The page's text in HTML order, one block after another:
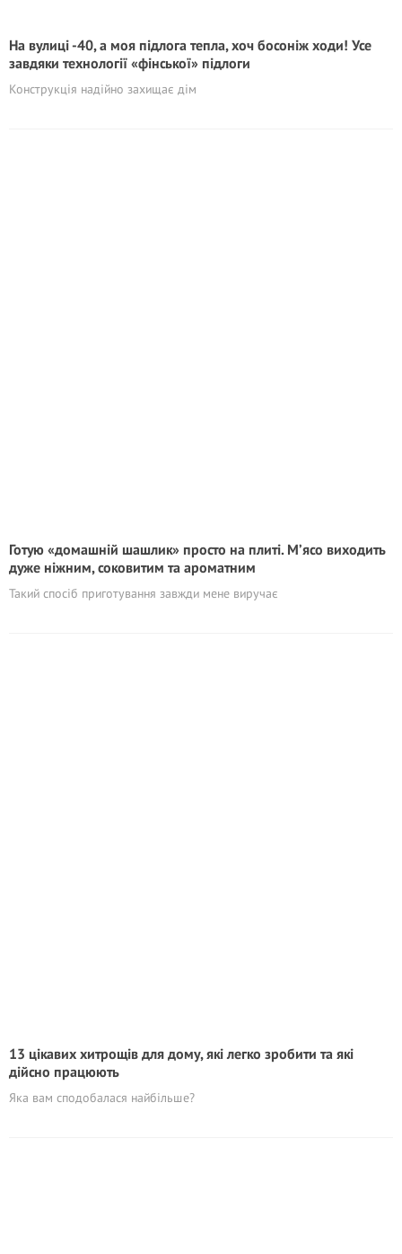
На вулиці -40, а моя підлога тепла, хоч босоніж ходи! Усе
завдяки технології «фінської» підлоги
Конструкція надійно захищає дім
Готую «домашній шашлик» просто на плиті. М’ясо виходить
дуже ніжним, соковитим та ароматним
Такий спосіб приготування завжди мене виручає
13 цікавих хитрощів для дому, які легко зробити та які
дійсно працюють
Яка вам сподобалася найбільше?